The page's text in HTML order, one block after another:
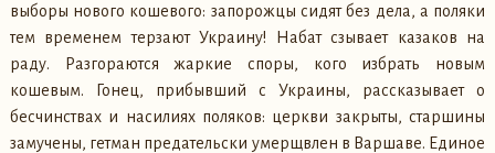
выборы нового кошевого: запорожцы сидят без дела, а поляки
тем временем терзают Украину! Набат сзывает казаков на
раду. Разгораются жаркие споры, кого избрать новым
кошевым. Гонец, прибывший с Украины, рассказывает о
бесчинствах и насилиях поляков: церкви закрыты, старшины
замучены, гетман предательски умерщвлен в Варшаве. Единое